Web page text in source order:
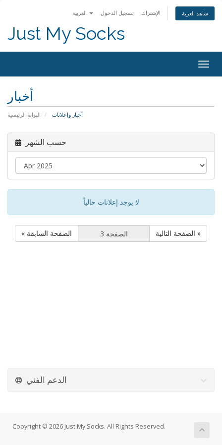
تسجيل الدخول الإشتراك شاهد العربة
Just My Socks
أخبار
البوابة الرئيسية أخبار وإعلانات
حسب الشهر
لا يوجد إعلانات حالياً
« الصفحة السابقة الصفحة التالية »
الدعم الفني
Copyright © 2026 Just My Socks. All Rights Reserved.